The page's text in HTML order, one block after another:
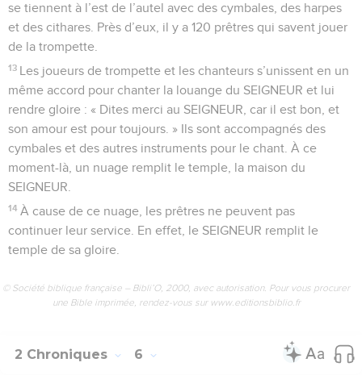
se tiennent à l’est de l’autel avec des cymbales, des harpes
et des cithares. Près d’eux, il y a 120 prêtres qui savent jouer
de la trompette.
13 Les joueurs de trompette et les chanteurs s’unissent en un
même accord pour chanter la louange du SEIGNEUR et lui
rendre gloire : « Dites merci au SEIGNEUR, car il est bon, et
son amour est pour toujours. » Ils sont accompagnés des
cymbales et des autres instruments pour le chant. À ce
moment-là, un nuage remplit le temple, la maison du
SEIGNEUR.
14 À cause de ce nuage, les prêtres ne peuvent pas
continuer leur service. En effet, le SEIGNEUR remplit le
temple de sa gloire.
© Société biblique française – Bibli’O, 2000, avec autorisation. Pour vous procurer
une Bible imprimée, rendez-vous sur www.editionsbiblio.fr
2 Chroniques 6